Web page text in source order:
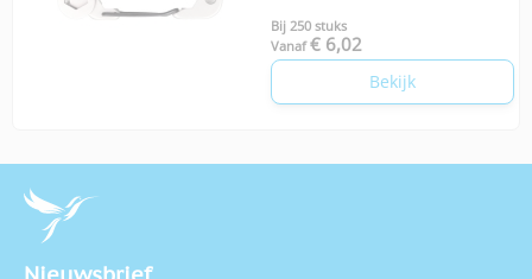
Bij 250 stuks
Vanaf € 6,02
Bekijk